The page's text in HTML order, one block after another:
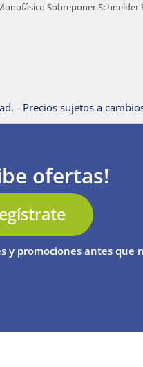
Sobreponer Schneider
- Precios sujetos a
ofertas!
y promociones antes que